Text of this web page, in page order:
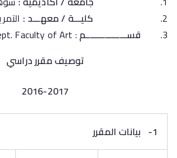
كليـــة / معهـــد :
قســـــــــــــــــم: Psychology Dept. Faculty of Art
توصيف مقرر دراسي
2016-2017
1- بيانات المقرر